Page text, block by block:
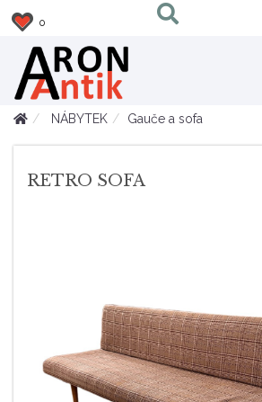
0
NÁBYTEK
Gauče a sofa
RETRO SOFA